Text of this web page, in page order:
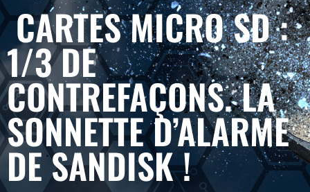
CARTES MICRO SD :
1/3 DE
CONTREFAÇONS. LA
SONNETTE D’ALARME
DE SANDISK !